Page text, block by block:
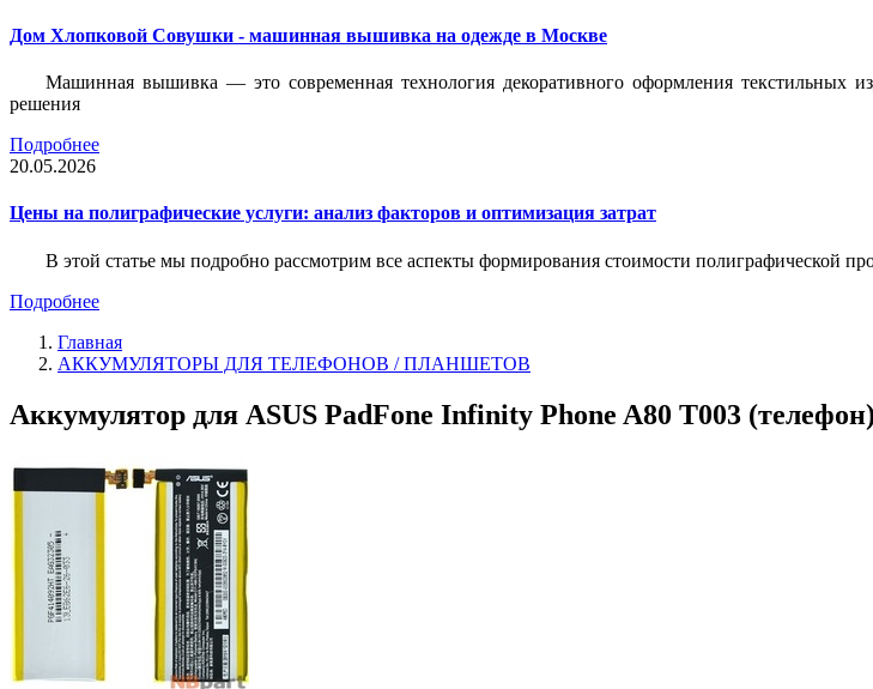
Дом Хлопковой Совушки - машинная вышивка на одежде в Москве
Машинная вышивка — это современная технология декоративного оформления текстильных
решения
Подробнее
20.05.2026
Цены на полиграфические услуги: анализ факторов и оптимизация затрат
В этой статье мы подробно рассмотрим все аспекты формирования стоимости полиграфической
Подробнее
Главная
АККУМУЛЯТОРЫ ДЛЯ ТЕЛЕФОНОВ / ПЛАНШЕТОВ
Аккумулятор для ASUS PadFone Infinity Phone A80 T003